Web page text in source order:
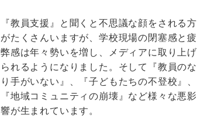
『教員支援』と聞くと不思議な顔をされる方
がたくさんいますが、学校現場の閉塞感と疲
弊感は年々勢いを増し、メディアに取り上げ
られるようになりました。そして『教員のな
り手がいない』、『子どもたちの不登校』、
『地域コミュニティの崩壊』など様々な悪影
響が生まれています。